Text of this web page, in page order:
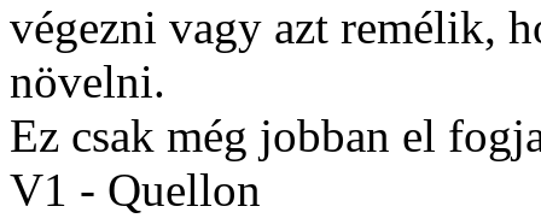
végezni vagy azt remélik,
növelni.
Ez csak még jobban el
V1 - Quellon